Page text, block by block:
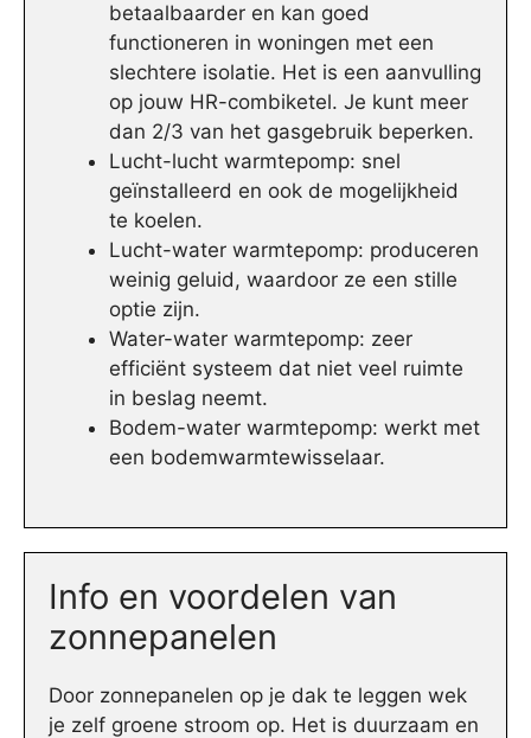
betaalbaarder en kan goed
functioneren in woningen met een
slechtere isolatie. Het is een aanvulling
op jouw HR-combiketel. Je kunt meer
dan 2/3 van het gasgebruik beperken.
Lucht-lucht warmtepomp: snel
geïnstalleerd en ook de mogelijkheid
te koelen.
Lucht-water warmtepomp: produceren
weinig geluid, waardoor ze een stille
optie zijn.
Water-water warmtepomp: zeer
efficiënt systeem dat niet veel ruimte
in beslag neemt.
Bodem-water warmtepomp: werkt met
een bodemwarmtewisselaar.
Info en voordelen van
zonnepanelen
Door zonnepanelen op je dak te leggen wek
je zelf groene stroom op. Het is duurzaam en